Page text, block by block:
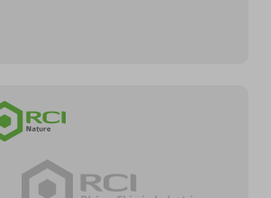
En savoir plus